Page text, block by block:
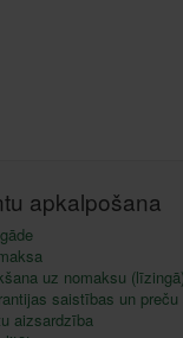
apkalpošana
uz nomaksu (līzingā)
saistības un preču
aizsardzība